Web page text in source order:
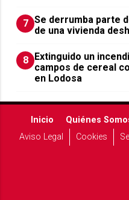
7 Se derrumba parte
de una vivienda
8 Extinguido un
campos de cereal
en Lodosa
Inicio Quiénes
Aviso Legal
Cookies